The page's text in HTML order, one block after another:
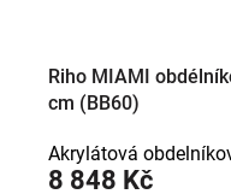
Riho MIAMI
cm (BB60)
8 848 Kč
Akrylátová